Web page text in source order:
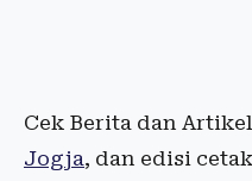
Cek Berita dan
Jogja, dan edisi